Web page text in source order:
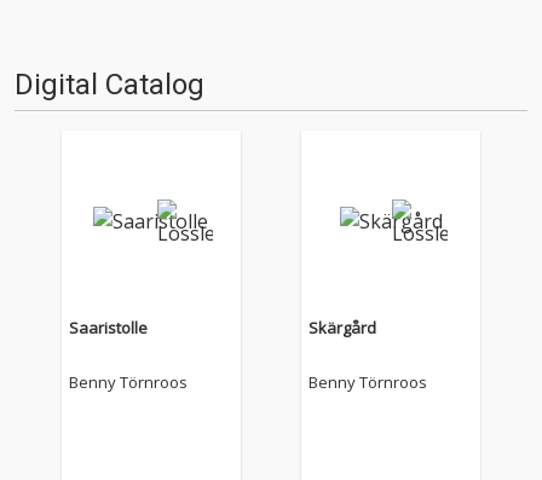
Digital Catalog
Saaristolle
Benny Törnroos
Skärgård
Benny Törnroos